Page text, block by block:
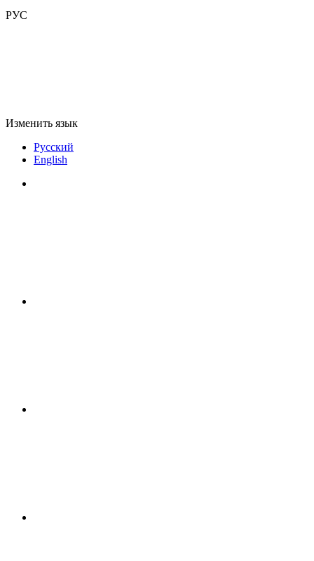
РУС
Изменить язык
Русский
English